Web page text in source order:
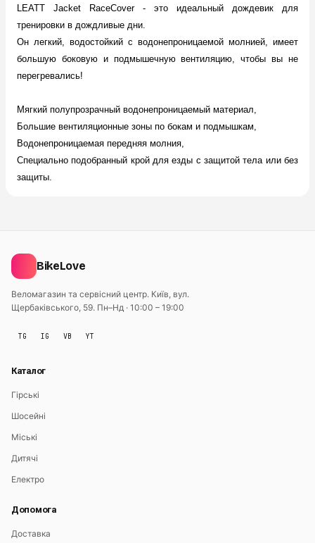
LEATT Jacket RaceCover - это идеальный дождевик для
тренировки в дождливые дни.
Он легкий, водостойкий с водонепроницаемой молнией, имеет
большую боковую и подмышечную вентиляцию, чтобы вы не
перегревались!
Мягкий полупрозрачный водонепроницаемый материал,
Большие вентиляционные зоны по бокам и подмышкам,
Водонепроницаемая передняя молния,
Специально подобранный крой для езды с защитой тела или без
защиты.
BikeLove
Веломагазин та сервісний центр. Київ, вул.
Щербаківського, 59. Пн–Нд · 10:00 – 19:00
TG IG VB YT
Каталог
Гірські
Шосейні
Міські
Дитячі
Електро
Допомога
Доставка